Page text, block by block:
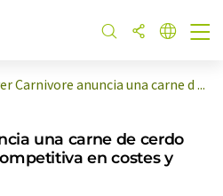
Carnivore anuncia una carne d ...
una carne de cerdo
en costes y